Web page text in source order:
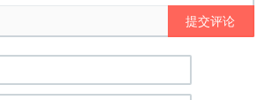
提交评论